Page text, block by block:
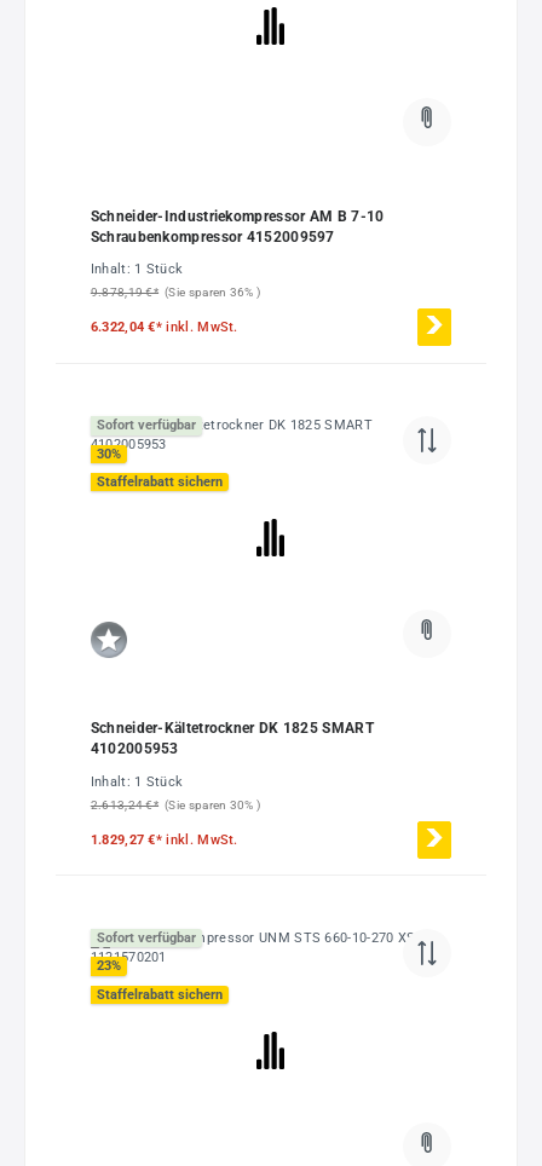
Schneider-Industriekompressor AM B 7-10
Schraubenkompressor 4152009597
Inhalt: 1 Stück
9.878,19 €* (Sie sparen 36% )
6.322,04 €*inkl. MwSt.
Sofort verfügbar
30%
Staffelrabatt sichern
Schneider-Kältetrockner DK 1825 SMART
4102005953
Inhalt: 1 Stück
2.613,24 €* (Sie sparen 30% )
1.829,27 €*inkl. MwSt.
Sofort verfügbar
23%
Staffelrabatt sichern